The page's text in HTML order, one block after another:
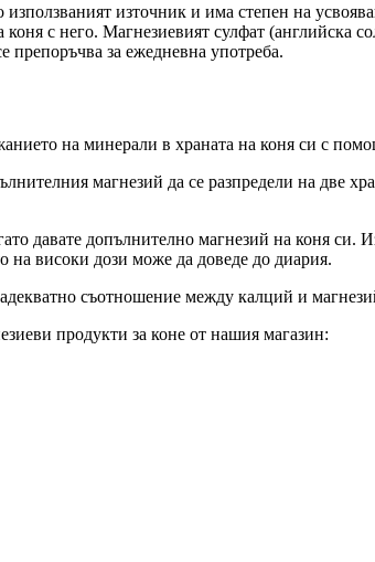
източник и има степен на
коня с него. Магнезиевият сулфат
препоръчва за ежедневна употреба.
на минерали в храната на коня си с
магнезий да се разпредели на две
давате допълнително магнезий на коня
на високи дози може да доведе до диария.
съотношение между калций и
продукти за коне от нашия магазин: